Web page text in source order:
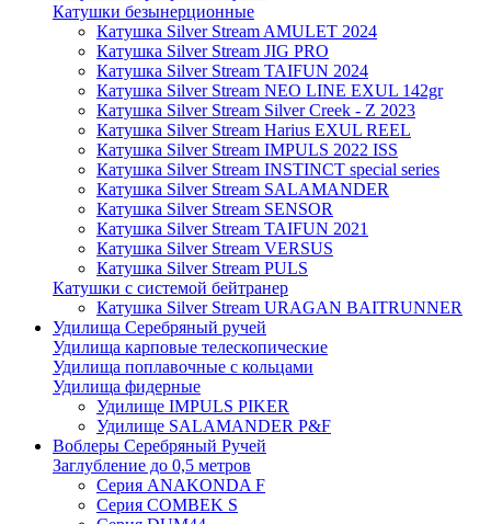
Катушки безынерционные
Катушка Silver Stream AMULET 2024
Катушка Silver Stream JIG PRO
Катушка Silver Stream TAIFUN 2024
Катушка Silver Stream NEO LINE EXUL 142gr
Катушка Silver Stream Silver Creek - Z 2023
Катушка Silver Stream Harius EXUL REEL
Катушка Silver Stream IMPULS 2022 ISS
Катушка Silver Stream INSTINCT special series
Катушка Silver Stream SALAMANDER
Катушка Silver Stream SENSOR
Катушка Silver Stream TAIFUN 2021
Катушка Silver Stream VERSUS
Катушка Silver Stream PULS
Катушки с системой бейтранер
Катушка Silver Stream URAGAN BAITRUNNER
Удилища Серебряный ручей
Удилища карповые телескопические
Удилища поплавочные с кольцами
Удилища фидерные
Удилище IMPULS PIKER
Удилище SALAMANDER P&F
Воблеры Серебряный Ручей
Заглубление до 0,5 метров
Серия ANAKONDA F
Серия COMBEK S